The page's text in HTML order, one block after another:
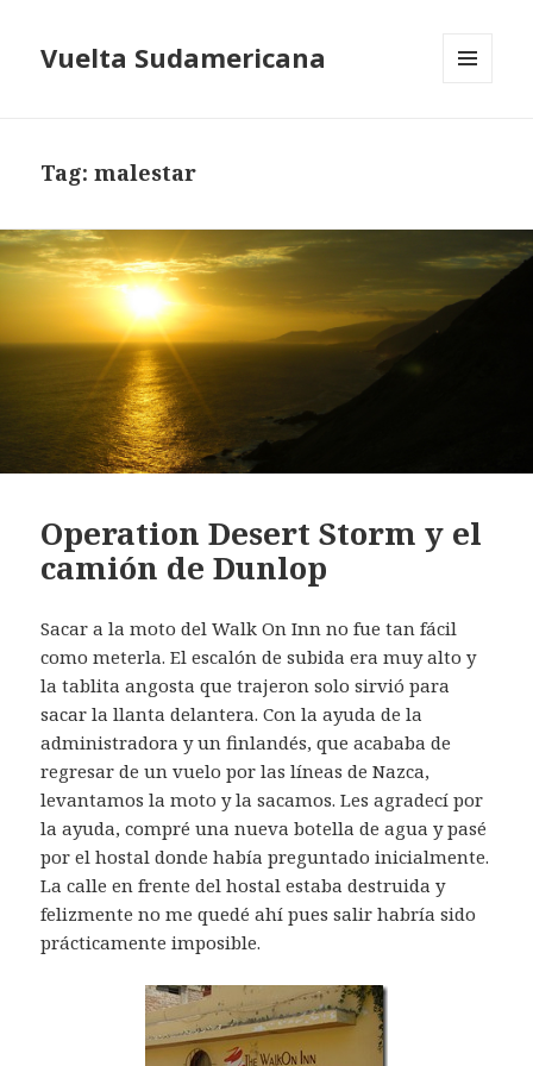
Vuelta Sudamericana
Tag:malestar
Operation Desert Storm y el
camión de Dunlop
Sacar a la moto del Walk On Inn no fue tan fácil
como meterla. El escalón de subida era muy alto y
la tablita angosta que trajeron solo sirvió para
sacar la llanta delantera. Con la ayuda de la
administradora y un finlandés, que acababa de
regresar de un vuelo por las líneas de Nazca,
levantamos la moto y la sacamos. Les agradecí por
la ayuda, compré una nueva botella de agua y pasé
por el hostal donde había preguntado inicialmente.
La calle en frente del hostal estaba destruida y
felizmente no me quedé ahí pues salir habría sido
prácticamente imposible.